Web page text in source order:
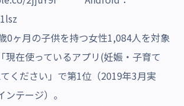
0ヶ⽉の⼦供を持つ⼥性1,084⼈を対象
現在使っているアプリ(妊娠・⼦育て
ください」で第1位（2019年3⽉実
テージ）。